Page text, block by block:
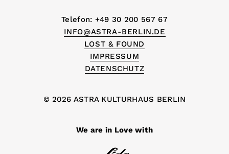
Telefon: +49 30 200 567 67
INFO@ASTRA-BERLIN.DE
LOST & FOUND
IMPRESSUM
DATENSCHUTZ
© 2026 ASTRA KULTURHAUS BERLIN
We are in Love with